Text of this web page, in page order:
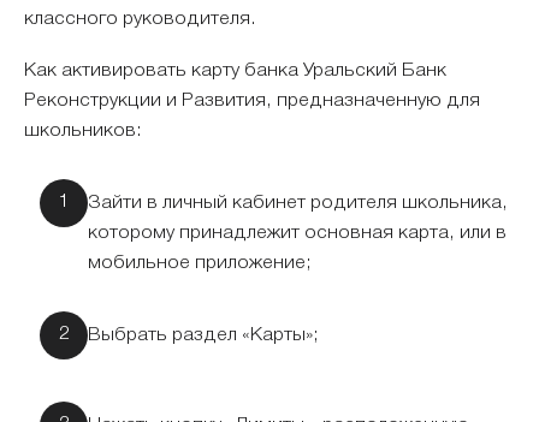
классного руководителя.
Как активировать карту банка Уральский Банк
Реконструкции и Развития, предназначенную для
школьников:
Зайти в личный кабинет родителя школьника,
которому принадлежит основная карта, или в
мобильное приложение;
Выбрать раздел «Карты»;